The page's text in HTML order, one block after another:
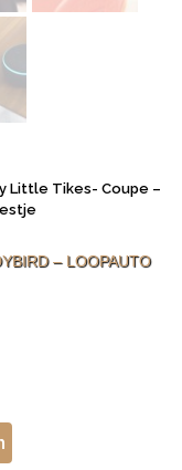
Little Tikes- Coupe –
– LOOPAUTO